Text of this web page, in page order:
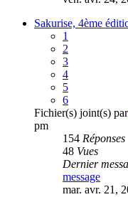
Sakurise, 4ème
1
2
3
4
5
6
Fichier(s) joint(s) par
pm
154 Réponses
48 Vues
Dernier
message
mar. avr. 21,